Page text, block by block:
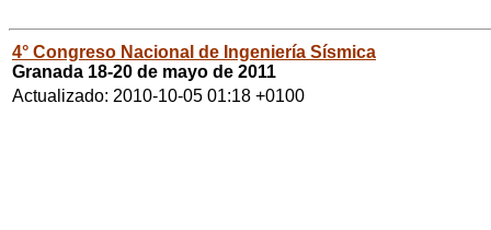
4° Congreso Nacional de Ingeniería Sísmica
Granada 18-20 de mayo de 2011
Actualizado: 2010-10-05 01:18 +0100